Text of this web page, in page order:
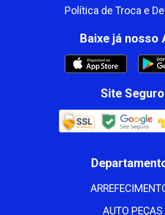
Política de Troca e
Baixe já nosso
Site Seguro
AUTO PEÇAS